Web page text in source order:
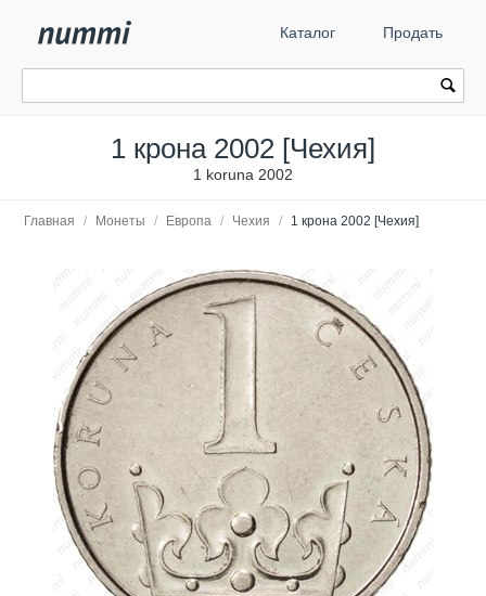
Каталог Продать
1 крона 2002 [Чехия]
1 koruna 2002
Главная / Монеты / Европа / Чехия / 1 крона 2002 [Чехия]